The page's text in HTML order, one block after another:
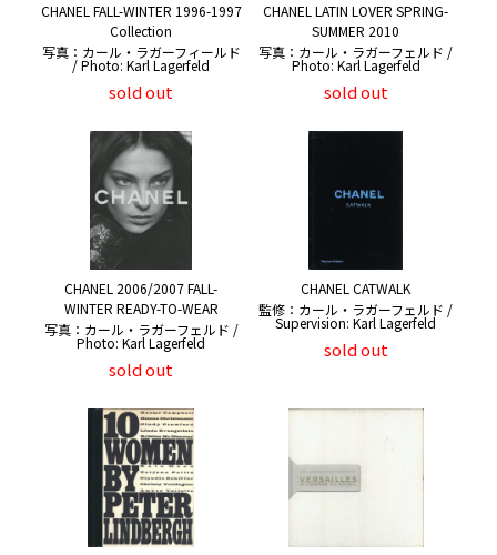
CHANEL FALL-WINTER 1996-1997
Collection
写真：カール・ラガーフィールド
/ Photo: Karl Lagerfeld
sold out
CHANEL LATIN LOVER SPRING-
SUMMER 2010
写真：カール・ラガーフェルド /
Photo: Karl Lagerfeld
sold out
CHANEL 2006/2007 FALL-
WINTER READY-TO-WEAR
写真：カール・ラガーフェルド /
Photo: Karl Lagerfeld
sold out
CHANEL CATWALK
監修：カール・ラガーフェルド /
Supervision: Karl Lagerfeld
sold out